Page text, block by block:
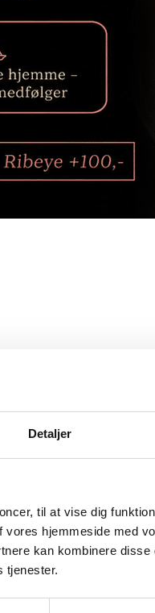
Detaljer
til at vise dig
hjemmeside med
kan kombinere
tjenester.